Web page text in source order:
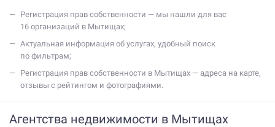
регистрация прав собственности — мы нашли для вас
16 организаций в Мытищах;
актуальная информация об услугах, удобный поиск
по фильтрам;
регистрация прав собственности в Мытищах — адреса на карте,
отзывы с рейтингом и фотографиями.
Агентства недвижимости в Мытищах